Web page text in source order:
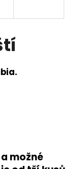
možné